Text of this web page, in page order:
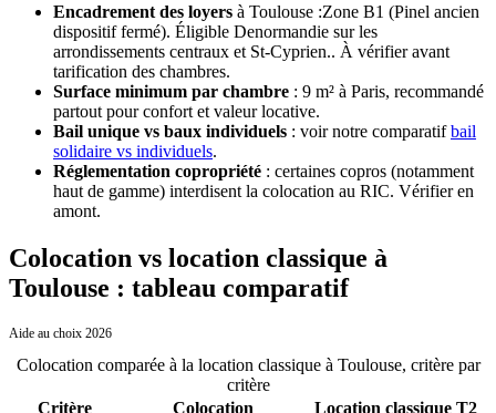
Encadrement des loyers à Toulouse :Zone B1 (Pinel ancien
dispositif fermé). Éligible Denormandie sur les
arrondissements centraux et St-Cyprien.. À vérifier avant
tarification des chambres.
Surface minimum par chambre : 9 m² à Paris, recommandé
partout pour confort et valeur locative.
Bail unique vs baux individuels : voir notre comparatifbail
solidaire vs individuels.
Réglementation copropriété : certaines copros (notamment
haut de gamme) interdisent la colocation au RIC. Vérifier en
amont.
Colocation vs location classique à
Toulouse : tableau comparatif
Aide au choix 2026
Colocation comparée à la location classique à Toulouse, critère par
critère
Critère
Colocation
Location classique T2